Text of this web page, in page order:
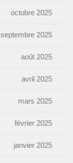
octobre 2025
septembre 2025
août 2025
avril 2025
mars 2025
février 2025
janvier 2025